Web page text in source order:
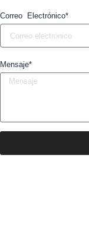
Correo Electrónico*
Mensaje*